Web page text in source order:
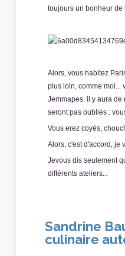
toujours un bonheur de
Alors, vous habitez
plus loin, comme moi...
Jemmapes. il y aura de
seront pas oubliés :
Vous erez coyés,
Alors, c'est d'accord, je
Jevous dis seulement
différents ateliers...
Sandrine
culinaire